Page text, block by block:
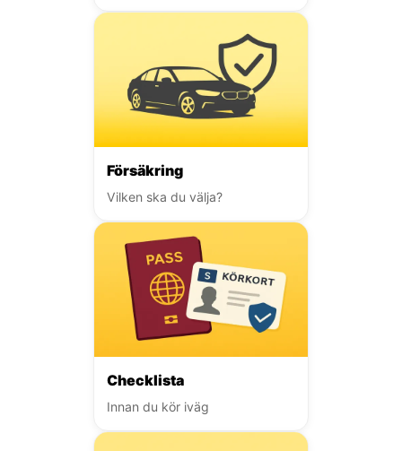
Försäkring
Vilken ska du välja?
Checklista
Innan du kör iväg